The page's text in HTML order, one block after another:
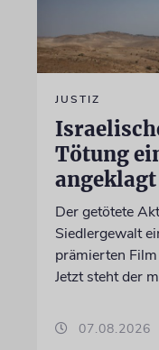
JUSTIZ
Tötung
angeklagt
Der getötete
Siedlergewalt
prämierten
Jetzt steht der
07.08.2026